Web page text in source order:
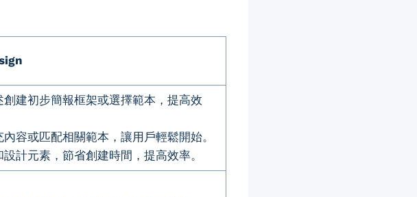
建初步簡報框架或選擇範本，提高效
容或匹配相關範本，讓用戶輕鬆開始。
計元素，節省創建時間，提高效率。